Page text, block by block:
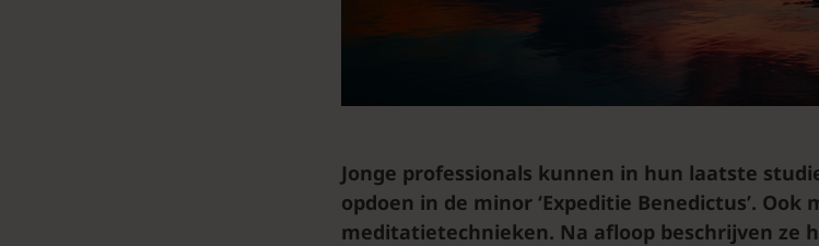
Jonge professionals kunnen in hun laatste
opdoen in de minor ‘Expeditie Benedictus’. Ook
meditatietechnieken. Na afloop beschrijven ze